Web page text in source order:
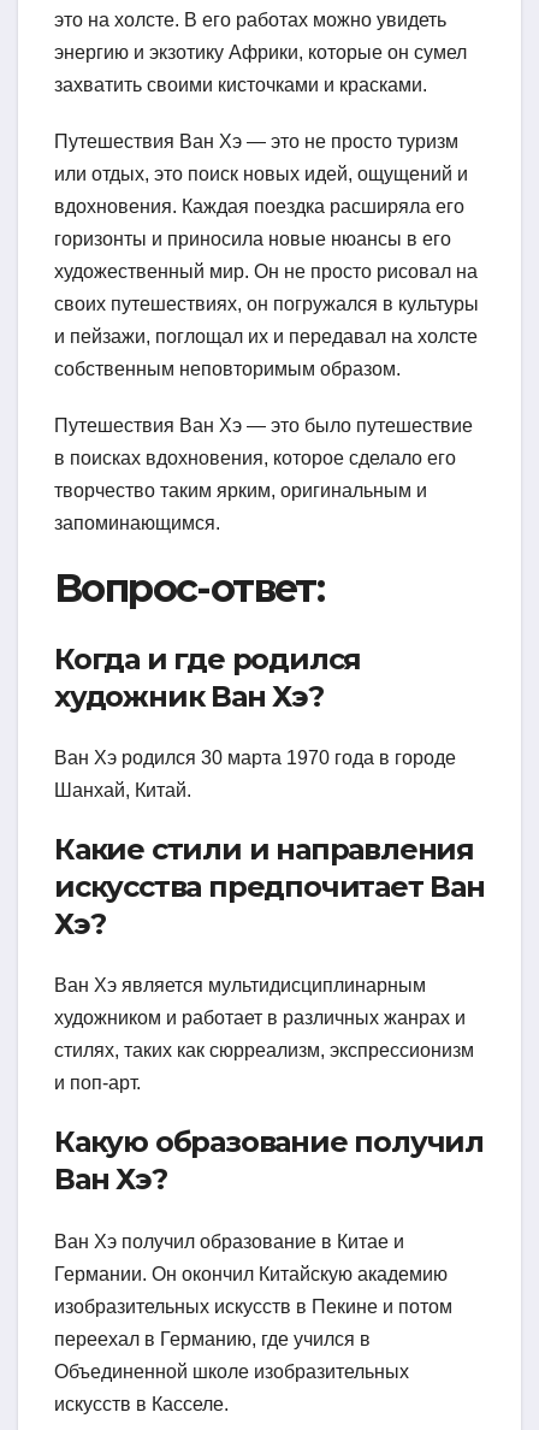
это на холсте. В его работах можно увидеть
энергию и экзотику Африки, которые он сумел
захватить своими кисточками и красками.
Путешествия Ван Хэ — это не просто туризм
или отдых, это поиск новых идей, ощущений и
вдохновения. Каждая поездка расширяла его
горизонты и приносила новые нюансы в его
художественный мир. Он не просто рисовал на
своих путешествиях, он погружался в культуры
и пейзажи, поглощал их и передавал на холсте
собственным неповторимым образом.
Путешествия Ван Хэ — это было путешествие
в поисках вдохновения, которое сделало его
творчество таким ярким, оригинальным и
запоминающимся.
Вопрос-ответ:
Когда и где родился
художник Ван Хэ?
Ван Хэ родился 30 марта 1970 года в городе
Шанхай, Китай.
Какие стили и направления
искусства предпочитает Ван
Хэ?
Ван Хэ является мультидисциплинарным
художником и работает в различных жанрах и
стилях, таких как сюрреализм, экспрессионизм
и поп-арт.
Какую образование получил
Ван Хэ?
Ван Хэ получил образование в Китае и
Германии. Он окончил Китайскую академию
изобразительных искусств в Пекине и потом
переехал в Германию, где учился в
Объединенной школе изобразительных
искусств в Касселе.